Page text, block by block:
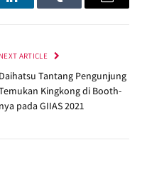
LinkedInTumblr Email
NEXT ARTICLE
Daihatsu Tantang Pengunjung
Kingkong di Booth-
nya pada GIIAS 2021